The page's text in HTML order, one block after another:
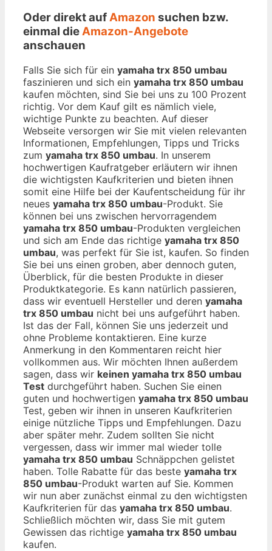
Oder direkt aufAmazon suchen bzw.
einmal dieAmazon-Angebote
anschauen
Falls Sie sich für ein yamaha trx 850 umbau
faszinieren und sich ein yamaha trx 850 umbau
kaufen möchten, sind Sie bei uns zu 100 Prozent
richtig. Vor dem Kauf gilt es nämlich viele,
wichtige Punkte zu beachten. Auf dieser
Webseite versorgen wir Sie mit vielen relevanten
Informationen, Empfehlungen, Tipps und Tricks
zum yamaha trx 850 umbau. In unserem
hochwertigen Kaufratgeber erläutern wir ihnen
die wichtigsten Kaufkriterien und bieten ihnen
somit eine Hilfe bei der Kaufentscheidung für ihr
neues yamaha trx 850 umbau-Produkt. Sie
können bei uns zwischen hervorragendem
yamaha trx 850 umbau-Produkten vergleichen
und sich am Ende das richtige yamaha trx 850
umbau, was perfekt für Sie ist, kaufen. So finden
Sie bei uns einen groben, aber dennoch guten,
Überblick, für die besten Produkte in dieser
Produktkategorie. Es kann natürlich passieren,
dass wir eventuell Hersteller und deren yamaha
trx 850 umbau nicht bei uns aufgeführt haben.
Ist das der Fall, können Sie uns jederzeit und
ohne Probleme kontaktieren. Eine kurze
Anmerkung in den Kommentaren reicht hier
vollkommen aus. Wir möchten Ihnen außerdem
sagen, dass wir keinen yamaha trx 850 umbau
Test durchgeführt haben. Suchen Sie einen
guten und hochwertigen yamaha trx 850 umbau
Test, geben wir ihnen in unseren Kaufkriterien
einige nützliche Tipps und Empfehlungen. Dazu
aber später mehr. Zudem sollten Sie nicht
vergessen, dass wir immer mal wieder tolle
yamaha trx 850 umbau Schnäppchen gelistet
haben. Tolle Rabatte für das beste yamaha trx
850 umbau-Produkt warten auf Sie. Kommen
wir nun aber zunächst einmal zu den wichtigsten
Kaufkriterien für das yamaha trx 850 umbau.
Schließlich möchten wir, dass Sie mit gutem
Gewissen das richtige yamaha trx 850 umbau
kaufen.